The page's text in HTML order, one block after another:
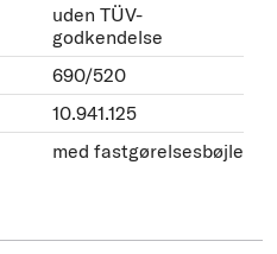
uden TÜV-
godkendelse
690/520
10.941.125
med fastgørelsesbøjle